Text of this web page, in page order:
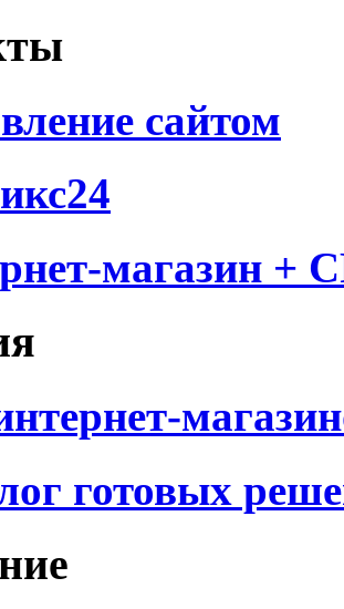
сайтом
магазин +
готовых